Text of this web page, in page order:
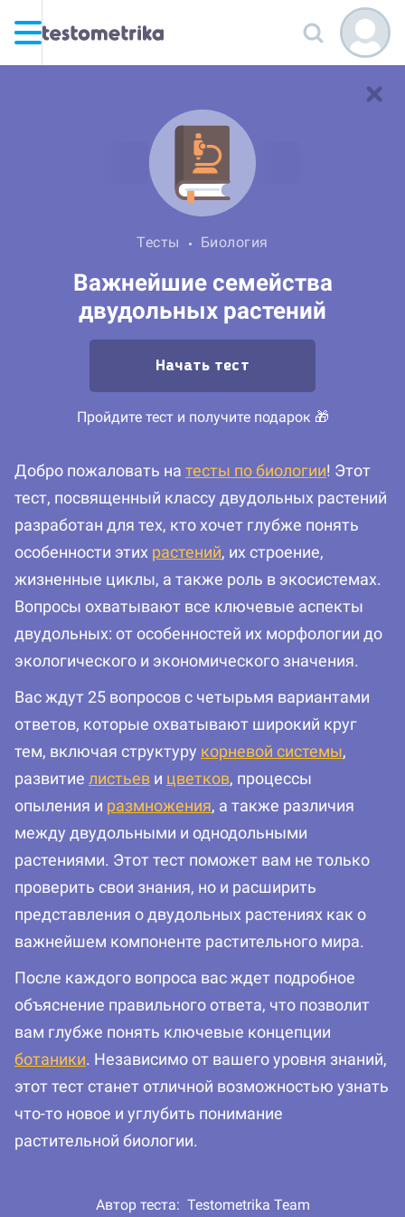
Тесты Биология
Важнейшие семейства
двудольных растений
Начать тест
Пройдите тест и получите подарок 🎁
Добро пожаловать на тесты по биологии! Этот
тест, посвященный классу двудольных растений
разработан для тех, кто хочет глубже понять
особенности этих растений, их строение,
жизненные циклы, а также роль в экосистемах.
Вопросы охватывают все ключевые аспекты
двудольных: от особенностей их морфологии до
экологического и экономического значения.
Вас ждут 25 вопросов с четырьмя вариантами
ответов, которые охватывают широкий круг
тем, включая структуру корневой системы,
развитие листьев и цветков, процессы
опыления и размножения, а также различия
между двудольными и однодольными
растениями. Этот тест поможет вам не только
проверить свои знания, но и расширить
представления о двудольных растениях как о
важнейшем компоненте растительного мира.
После каждого вопроса вас ждет подробное
объяснение правильного ответа, что позволит
вам глубже понять ключевые концепции
ботаники. Независимо от вашего уровня знаний,
этот тест станет отличной возможностью узнать
что-то новое и углубить понимание
растительной биологии.
Автор теста: Testometrika Team